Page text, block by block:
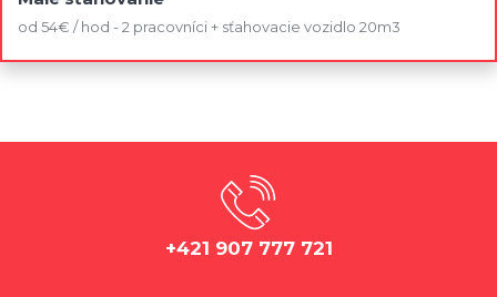
od 54€ / hod - 2 pracovníci + sťahovacie vozidlo 20m3
+421 907 777 721